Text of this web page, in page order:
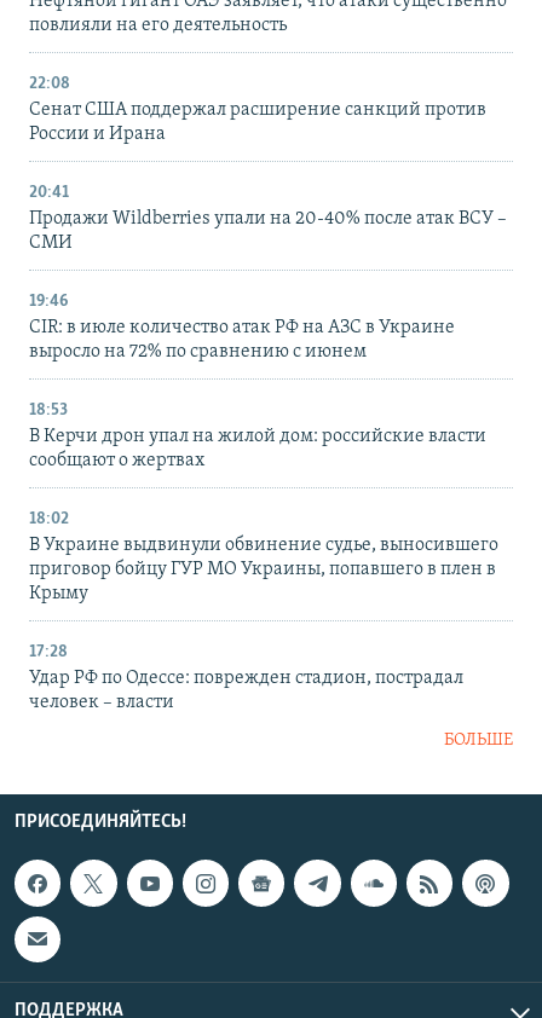
повлияли на его деятельность
22:08
Сенат США поддержал расширение санкций против
России и Ирана
20:41
Продажи Wildberries упали на 20-40% после атак ВСУ –
СМИ
19:46
CIR: в июле количество атак РФ на АЗС в Украине
выросло на 72% по сравнению с июнем
18:53
В Керчи дрон упал на жилой дом: российские власти
сообщают о жертвах
18:02
В Украине выдвинули обвинение судье, выносившего
приговор бойцу ГУР МО Украины, попавшего в плен в
Крыму
17:28
Удар РФ по Одессе: поврежден стадион, пострадал
человек – власти
БОЛЬШЕ
ПРИСОЕДИНЯЙТЕСЬ!
ПОДДЕРЖКА